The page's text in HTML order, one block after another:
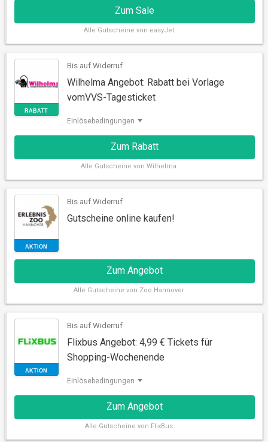
Zum Sale
Alle Gutscheine von easyJet
Bis auf Widerruf
Wilhelma Angebot: Rabatt bei Vorlage
vomVVS-Tagesticket
Einlösebedingungen
Zum Rabatt
Alle Gutscheine von Wilhelma
AKTION
Bis auf Widerruf
Gutscheine online kaufen!
Zum Angebot
Alle Gutscheine von Zoo Hannover
Bis auf Widerruf
Flixbus Angebot: 4,99 € Tickets für
Shopping-Wochenende
Einlösebedingungen
Zum Angebot
Alle Gutscheine von FlixBus